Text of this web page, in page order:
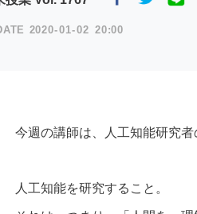
2020 01 02 20:00
今週の講師は、人工知能研究者
人工知能を研究すること。